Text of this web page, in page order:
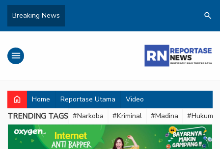
Breaking News search
menu
home Home Reportase Utama Video
TRENDING TAGS #Narkoba #Kriminal #Madina #Hukum